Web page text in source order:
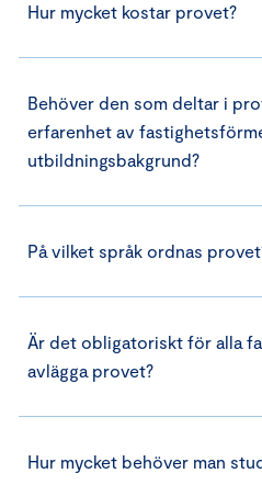
Hur mycket kostar provet?
Behöver den som deltar i
erfarenhet av
utbildningsbakgrund?
På vilket språk ordnas
Är det obligatoriskt för alla
avlägga provet?
Hur mycket behöver man